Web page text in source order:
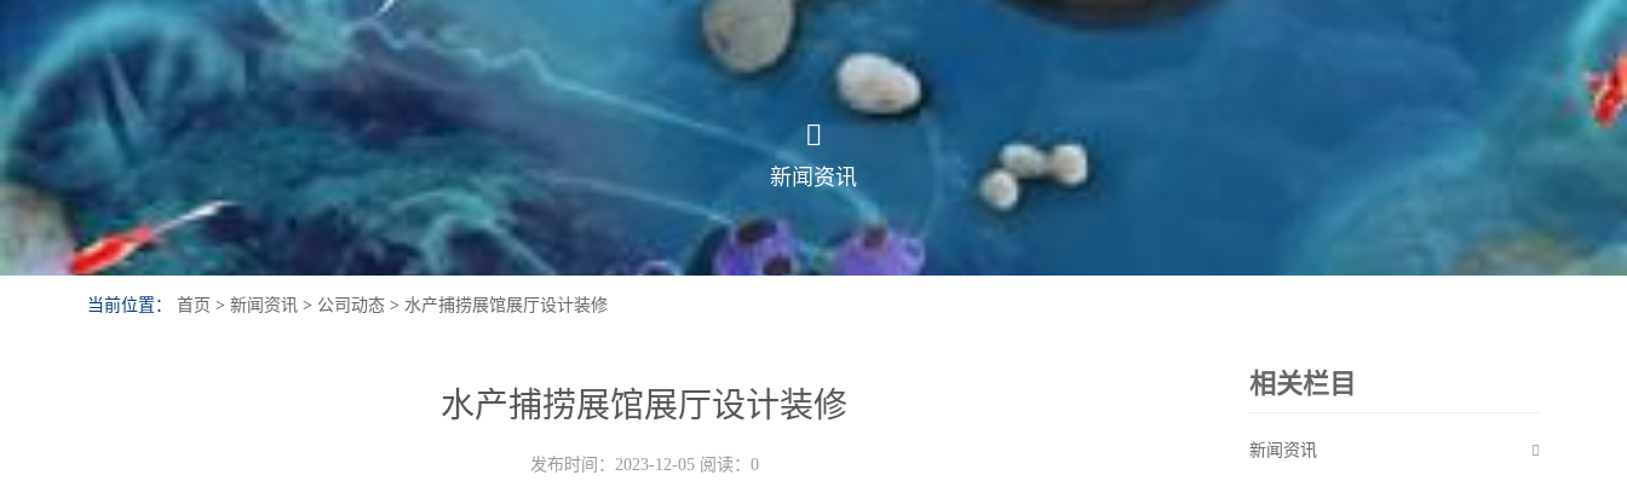
新闻资讯
当前位置： 首页 > 新闻资讯 > 公司动态 > 水产捕捞展馆展厅设计装修
水产捕捞展馆展厅设计装修
发布时间：2023-12-05 阅读：0
相关栏目
新闻资讯